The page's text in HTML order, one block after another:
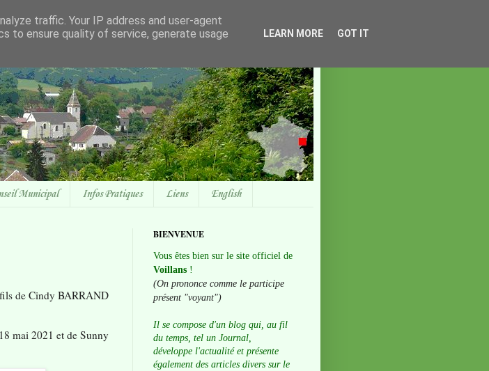
Municipal Infos Pratiques Liens English
de Cindy BARRAND
mai 2021 et de Sunny
BIENVENUE
Vous êtes bien sur le site officiel de
Voillans !
(On prononce comme le participe
présent "voyant")
Il se compose d'un blog qui, au fil
du temps, tel un Journal,
développe l'actualité et présente
également des articles divers sur le
traffic. Your IP address and user-agent
to ensure quality of service, generate usage
LEARN MORE GOT IT